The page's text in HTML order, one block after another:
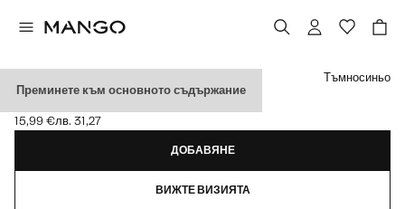
Преминете към основното съдържание
ЩАМПОВАНА ВРАТОВРЪЗКА
Текуща цена [15,99 € лв. 31,27]
15,99 €лв. 31,27
Изберете цвят
Тъмносиньо
ДОБАВЯНЕ
ВИЖТЕ ВИЗИЯТА